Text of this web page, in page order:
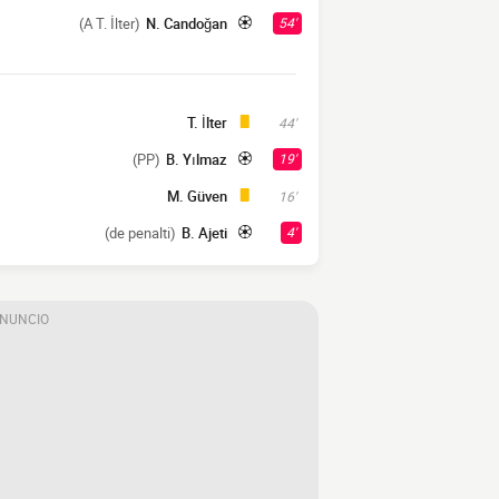
54'
N. Candoğan
(A T. İlter)
44'
T. İlter
19'
B. Yılmaz
(PP)
16'
M. Güven
4'
B. Ajeti
(de penalti)